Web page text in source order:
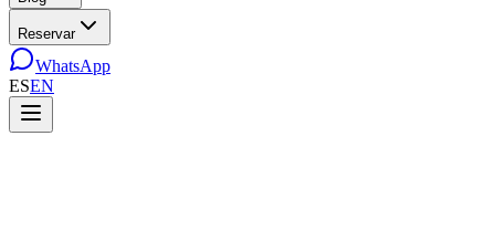
Reservar
WhatsApp
ESEN